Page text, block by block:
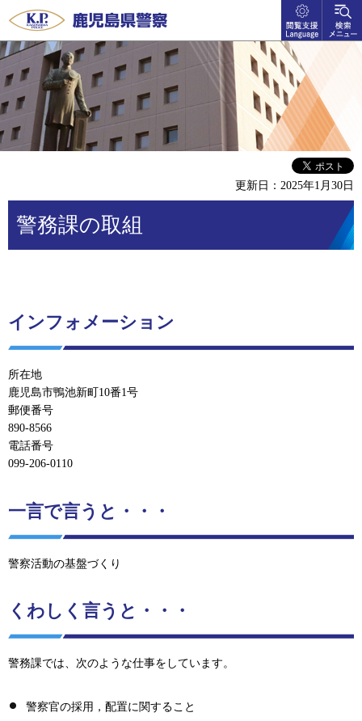
鹿児島県警察
閲覧支
援
language
検索メ
ニュー
更新日：2025年1月30日
警務課の取組
インフォメーション
所在地
鹿児島市鴨池新町10番1号
郵便番号
890-8566
電話番号
099-206-0110
一言で言うと・・・
警察活動の基盤づくり
くわしく言うと・・・
警務課では、次のような仕事をしています。
警察官の採用，配置に関すること